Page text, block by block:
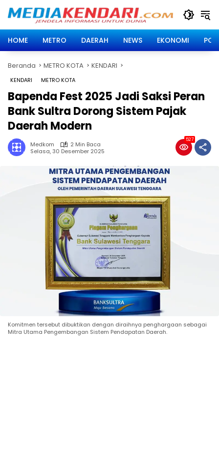
HOME
METRO DAERAH NEWS EKONOMI
Beranda METRO KOTA KENDARI
KENDARI METRO KOTA
Bapenda Fest 2025 Jadi Saksi Peran
Bank Sultra Dorong Sistem Pajak
Daerah Modern
Medkom
2 Min Baca
Selasa, 30 Desember 2025
527
Komitmen tersebut dibuktikan dengan diraihnya penghargaan sebagai
Mitra Utama Pengembangan Sistem Pendapatan Daerah.